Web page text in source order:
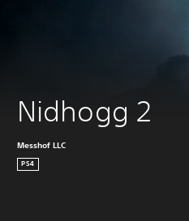
Nidhogg 2
Messhof LLC
PS4